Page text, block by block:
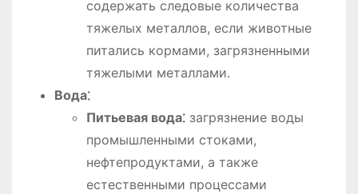
содержать следовые количества
тяжелых металлов, если животные
питались кормами, загрязненными
тяжелыми металлами․
Вода⁚
Питьевая вода⁚загрязнение воды
промышленными стоками,
нефтепродуктами, а также
естественными процессами